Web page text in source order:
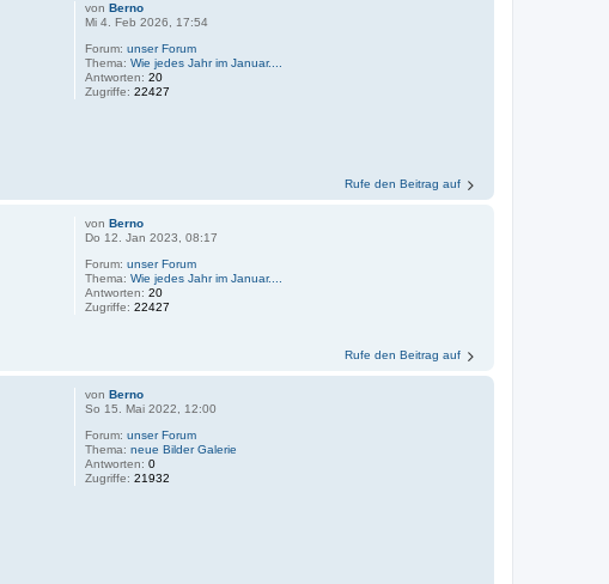
vonBerno
Mi 4. Feb 2026, 17:54
Forum:unser Forum
Thema:Wie jedes Jahr im Januar....
Antworten:20
Zugriffe:22427
Rufe den Beitrag auf
vonBerno
Do 12. Jan 2023, 08:17
Forum:unser Forum
Thema:Wie jedes Jahr im Januar....
Antworten:20
Zugriffe:22427
Rufe den Beitrag auf
vonBerno
So 15. Mai 2022, 12:00
Forum:unser Forum
Thema:neue Bilder Galerie
Antworten:0
Zugriffe:21932